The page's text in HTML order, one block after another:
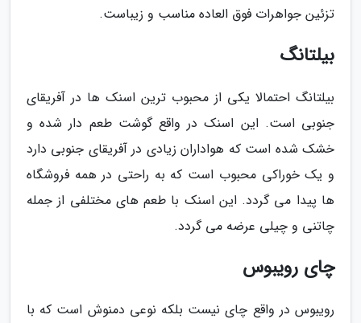
تزئین جواهرات فوق العاده مناسب و زیباست.
بیلتانگ
بیلتانگ احتمالا یکی از محبوب ترین اسنک ها در آفریقای
جنوبی است. این اسنک در واقع گوشت طعم دار شده و
خشک شده است که هواداران زیادی در آفریقای جنوبی دارد
و یک خوراکی محبوب است که به راحتی در همه فروشگاه
ها پیدا می گردد. این اسنک با طعم های مختلفی از جمله
چاتنی و چیلی عرضه می گردد.
چای رویبوس
رویبوس در واقع چای نیست بلکه نوعی دمنوش است که با